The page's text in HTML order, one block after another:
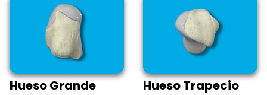
Hueso Grande Hueso Trapecio